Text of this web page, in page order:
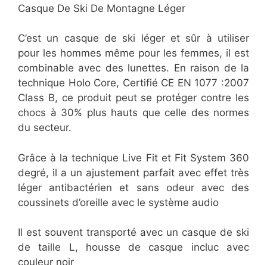
Casque De Ski De Montagne Léger
C’est un casque de ski léger et sûr à utiliser
pour les hommes même pour les femmes, il est
combinable avec des lunettes. En raison de la
technique Holo Core, Certifié CE EN 1077 :2007
Class B, ce produit peut se protéger contre les
chocs à 30% plus hauts que celle des normes
du secteur.
Grâce à la technique Live Fit et Fit System 360
degré, il a un ajustement parfait avec effet très
léger antibactérien et sans odeur avec des
coussinets d’oreille avec le système audio
Il est souvent transporté avec un casque de ski
de taille L, housse de casque incluc avec
couleur noir